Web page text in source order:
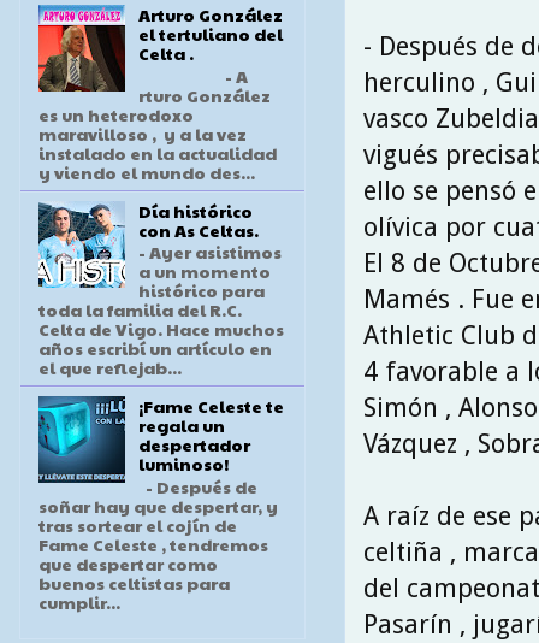
- Después de
herculino ,
vasco
vigués
ello se pensó
olívica por
El 8 de
Mamés . Fue
Athletic Club
4 favorable a
Simón ,
Vázquez ,
A raíz de ese
celtiña ,
del
Pasarín ,
Arturo González
el tertuliano del
Celta .
- A
rturo González
es un heterodoxo
maravilloso , y a la vez
instalado en la actualidad
y viendo el mundo des...
Día histórico
con As Celtas.
- Ayer asistimos
a un momento
histórico para
toda la familia del R.C.
Celta de Vigo. Hace muchos
años escribí un artículo en
el que reflejab...
¡Fame Celeste te
regala un
despertador
luminoso!
- Después de
soñar hay que despertar, y
tras sortear el cojín de
Fame Celeste , tendremos
que despertar como
buenos celtistas para
cumplir...